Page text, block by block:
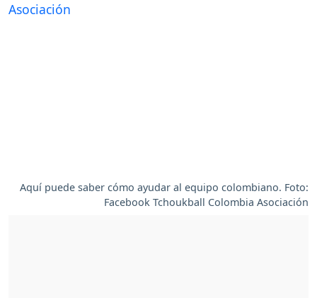
Aquí puede saber cómo ayudar al equipo colombiano. Foto:
Facebook Tchoukball Colombia Asociación